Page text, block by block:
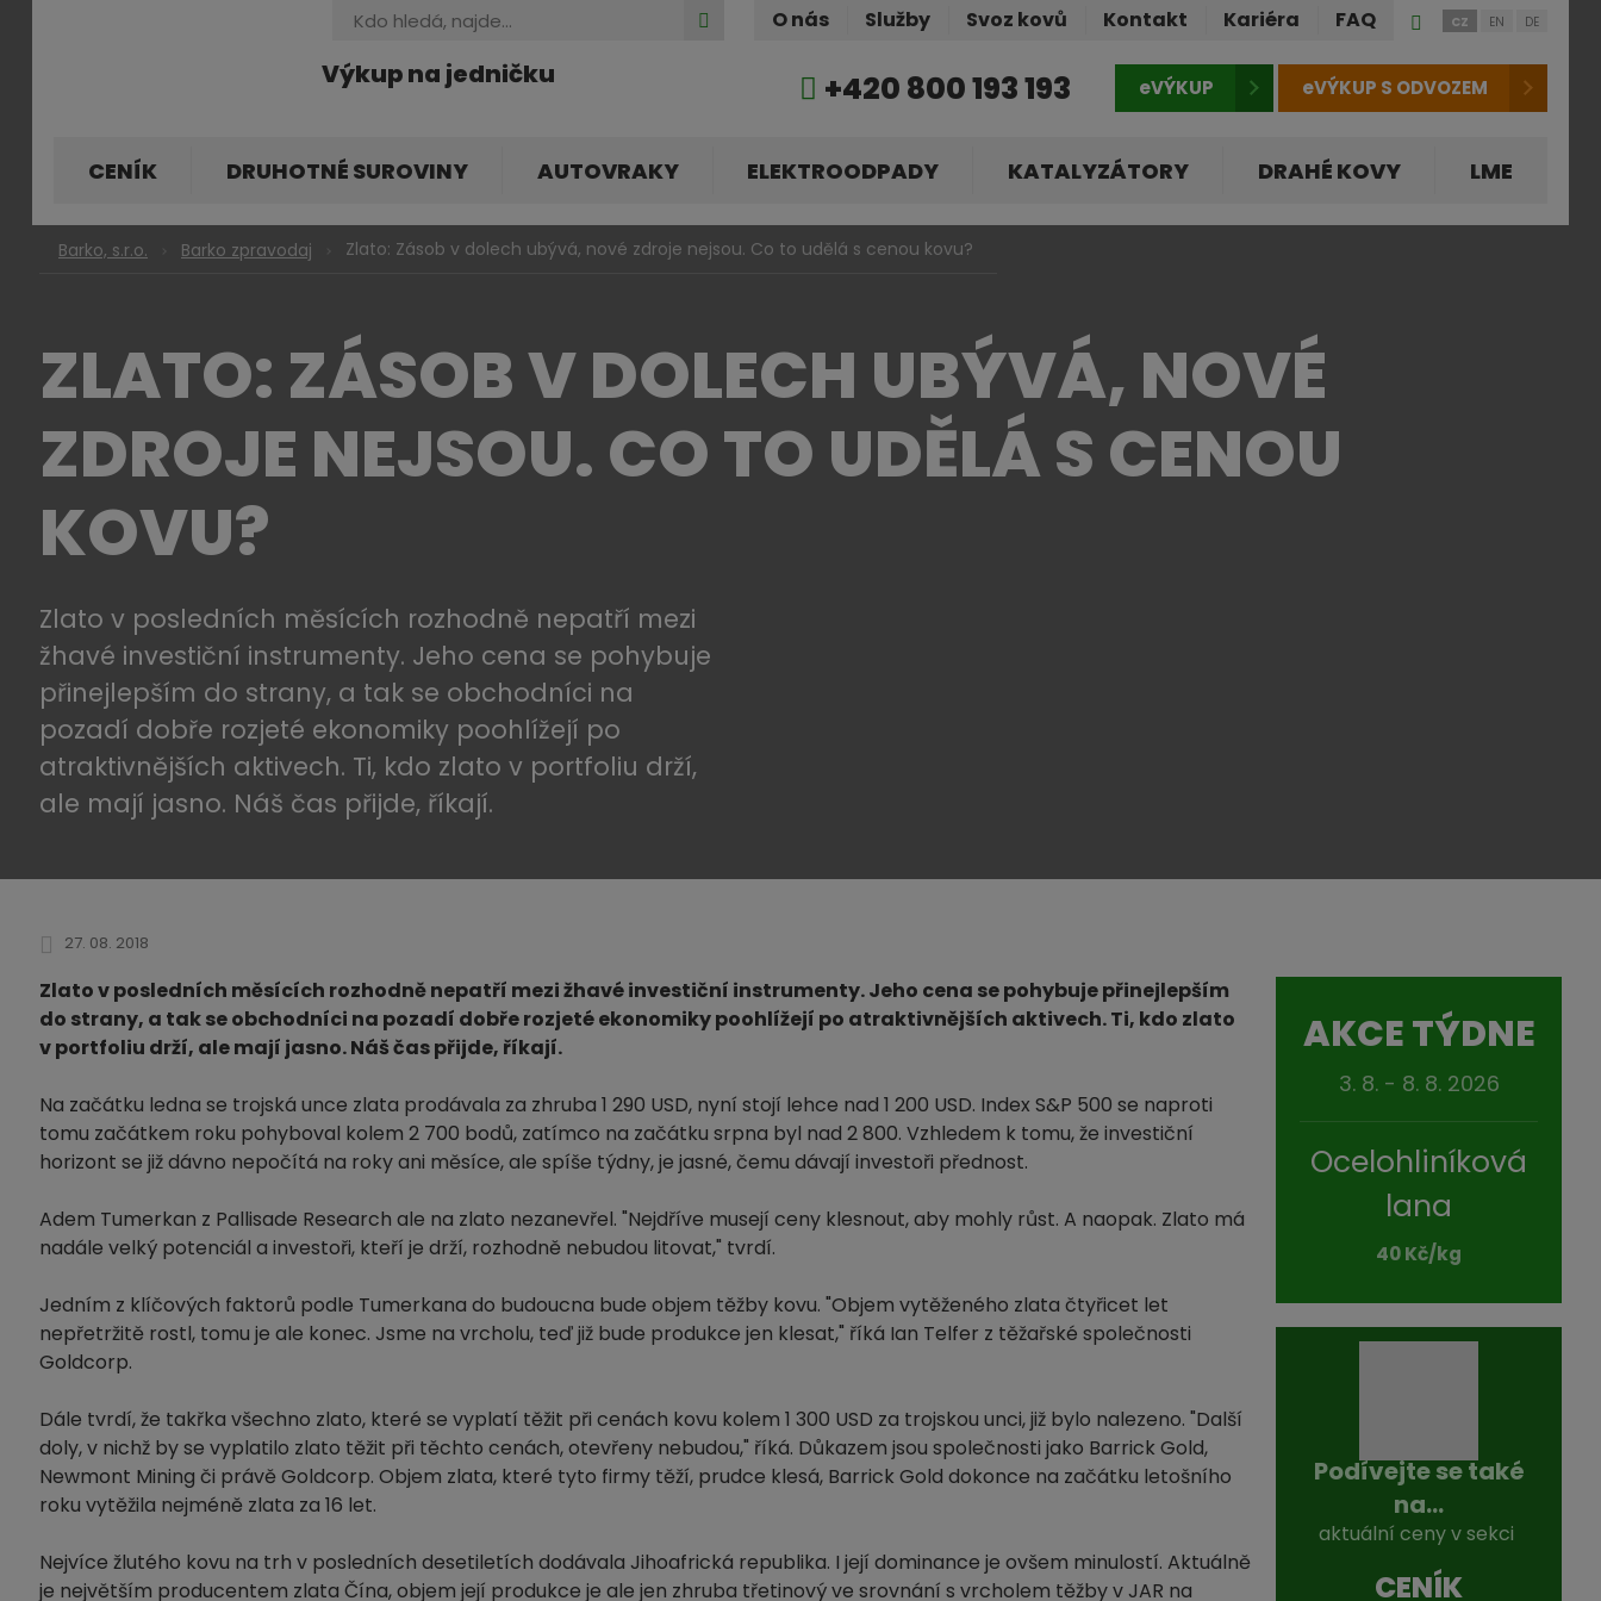
Výkup na jedničku +420 800 193 193
Vyhledávání Hledat O nás Služby Svoz kovů Kontakt Kariéra FAQ
eVÝKUP eVÝKUP S ODVOZEM
Přihlášení
klienstké
CZ EN DE
CENÍK DRUHOTNÉ SUROVINY AUTOVRAKY ELEKTROODPADY KATALYZÁTORY DRAHÉ KOVY LME
Barko, s.r.o. Barko zpravodaj Zlato: Zásob v dolech ubývá, nové zdroje nejsou. Co to udělá s cenou kovu?
ZLATO: ZÁSOB V DOLECH UBÝVÁ, NOVÉ
ZDROJE NEJSOU. CO TO UDĚLÁ S CENOU
KOVU?
Zlato v posledních měsících rozhodně nepatří mezi
žhavé investiční instrumenty. Jeho cena se pohybuje
přinejlepším do strany, a tak se obchodníci na
pozadí dobře rozjeté ekonomiky poohlížejí po
atraktivnějších aktivech. Ti, kdo zlato v portfoliu drží,
ale mají jasno. Náš čas přijde, říkají.
27. 08. 2018
Zlato v posledních měsících rozhodně nepatří mezi žhavé investiční instrumenty. Jeho cena se pohybuje přinejlepším
do strany, a tak se obchodníci na pozadí dobře rozjeté ekonomiky poohlížejí po atraktivnějších aktivech. Ti, kdo zlato
v portfoliu drží, ale mají jasno. Náš čas přijde, říkají.
Na začátku ledna se trojská unce zlata prodávala za zhruba 1 290 USD, nyní stojí lehce nad 1 200 USD. Index S&P 500 se naproti
tomu začátkem roku pohyboval kolem 2 700 bodů, zatímco na začátku srpna byl nad 2 800. Vzhledem k tomu, že investiční
horizont se již dávno nepočítá na roky ani měsíce, ale spíše týdny, je jasné, čemu dávají investoři přednost.
Adem Tumerkan z Pallisade Research ale na zlato nezanevřel. "Nejdříve musejí ceny klesnout, aby mohly růst. A naopak. Zlato má
nadále velký potenciál a investoři, kteří je drží, rozhodně nebudou litovat," tvrdí.
Jedním z klíčových faktorů podle Tumerkana do budoucna bude objem těžby kovu. "Objem vytěženého zlata čtyřicet let
nepřetržitě rostl, tomu je ale konec. Jsme na vrcholu, teď již bude produkce jen klesat," říká Ian Telfer z těžařské společnosti
Goldcorp.
Dále tvrdí, že takřka všechno zlato, které se vyplatí těžit při cenách kovu kolem 1 300 USD za trojskou unci, již bylo nalezeno. "Další
doly, v nichž by se vyplatilo zlato těžit při těchto cenách, otevřeny nebudou," říká. Důkazem jsou společnosti jako Barrick Gold,
Newmont Mining či právě Goldcorp. Objem zlata, které tyto firmy těží, prudce klesá, Barrick Gold dokonce na začátku letošního
roku vytěžila nejméně zlata za 16 let.
Nejvíce žlutého kovu na trh v posledních desetiletích dodávala Jihoafrická republika. I její dominance je ovšem minulostí. Aktuálně
je největším producentem zlata Čína, objem její produkce je ale jen zhruba třetinový ve srovnání s vrcholem těžby v JAR na
AKCE TÝDNE
3. 8. - 8. 8. 2026
Ocelohliníková
lana
40 Kč/kg
Podívejte se také
na...
aktuální ceny v sekci
CENÍK